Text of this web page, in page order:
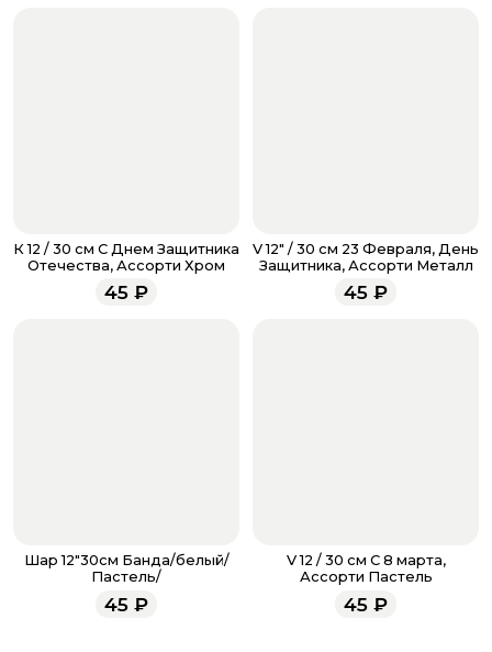
звоните по номеру телефона
8 (927) 936-71-86
или
напишите WhatsApp
+7 937 333-66-53. Наши
менеджеры работают ежедневно с 9.00 до 23.00 и
всегда рады проконсультировать вас.
К 12 / 30 см С Днем Защитника
Отечества, Ассорти Хром
45 ₽
V 12" / 30 см 23 Февраля, День
Защитника, Ассорти Металл
45 ₽
Шар 12"30см Банда/белый/
Пастель/
45 ₽
V 12 / 30 см С 8 марта,
Ассорти Пастель
45 ₽